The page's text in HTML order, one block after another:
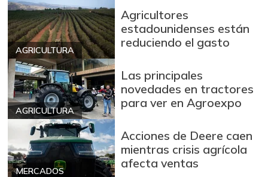
AGRICULTURA
Agricultores
estadounidenses están
reduciendo el gasto
AGRICULTURA
Las principales
novedades en tractores
para ver en Agroexpo
MERCADOS
Acciones de Deere caen
mientras crisis agrícola
afecta ventas